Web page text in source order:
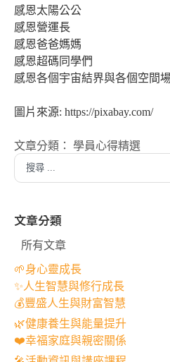
感恩太陽公公
感恩營運長
感恩爸爸媽媽
感恩超碼同學們
感恩各個宇宙結界與各個空間
圖片來源: https://pixabay.com/
文章分類： 學員心得精選
文章分類
所有文章
🌱身心靈成長
✨人生智慧與修行成長
💰豐盛人生與財富智慧
🌿健康養生與能量提升
❤️幸福家庭與親密關係